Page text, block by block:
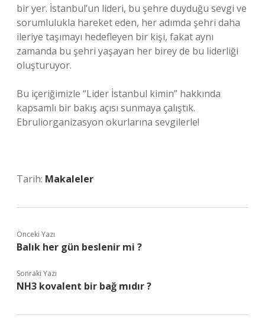
bir yer. İstanbul’un lideri, bu şehre duyduğu sevgi ve
sorumlulukla hareket eden, her adımda şehri daha
ileriye taşımayı hedefleyen bir kişi, fakat aynı
zamanda bu şehri yaşayan her birey de bu liderliği
oluşturuyor.
Bu içeriğimizle “Lider İstanbul kimin” hakkında
kapsamlı bir bakış açısı sunmaya çalıştık.
Ebruliorganizasyon okurlarına sevgilerle!
Tarih: Makaleler
Önceki Yazı
Balık her gün beslenir mi ?
Sonraki Yazı
NH3 kovalent bir bağ mıdır ?